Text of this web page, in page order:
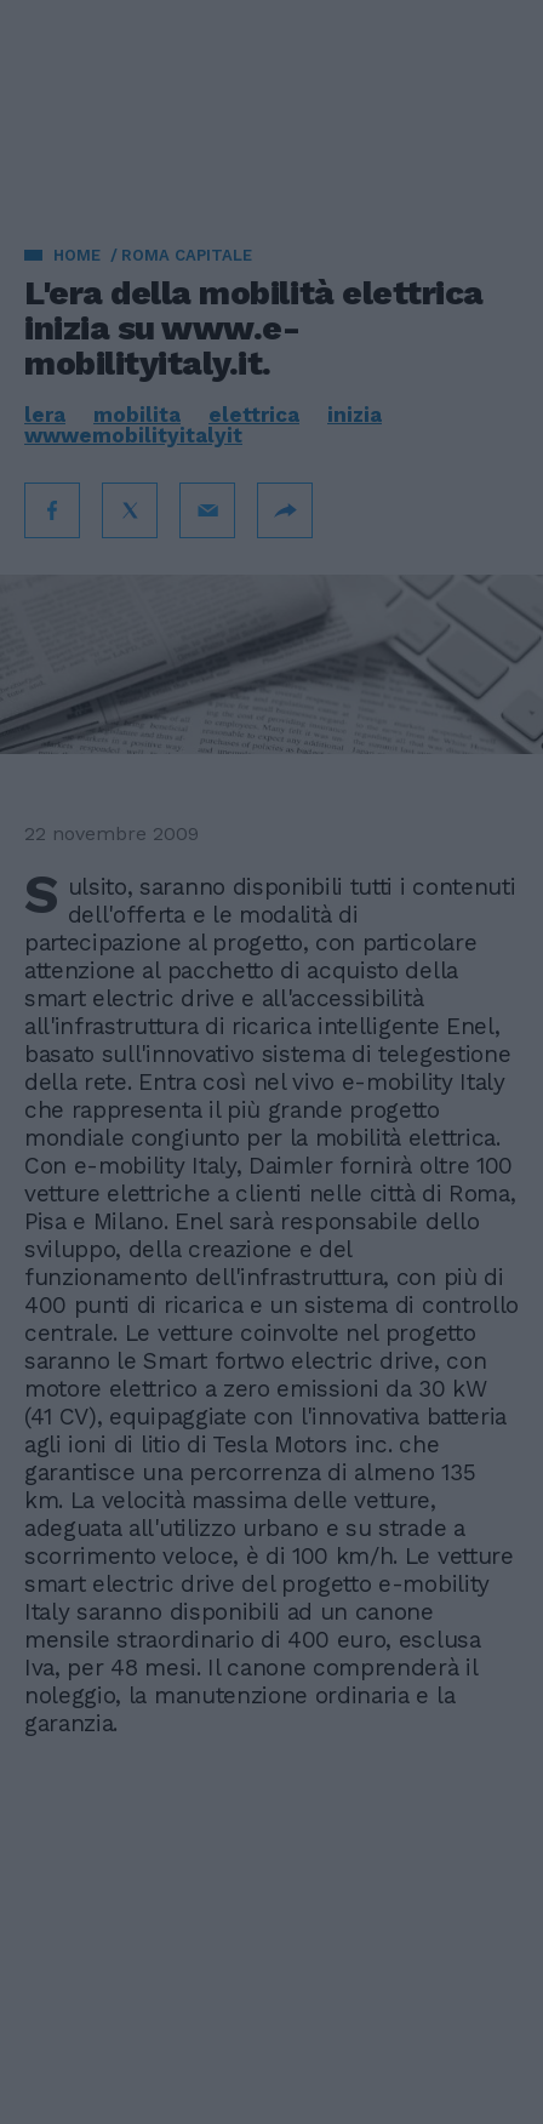
HOME ROMA CAPITALE
L'era della mobilità elettrica
inizia su www.e-
mobilityitaly.it.
lera mobilita elettrica
inizia
wwwemobilityitalyit
22 novembre 2009
S ulsito, saranno disponibili tutti i contenuti
dell'offerta e le modalità di
partecipazione al progetto, con particolare
attenzione al pacchetto di acquisto della
smart electric drive e all'accessibilità
all'infrastruttura di ricarica intelligente Enel,
basato sull'innovativo sistema di telegestione
della rete. Entra così nel vivo e-mobility Italy
che rappresenta il più grande progetto
mondiale congiunto per la mobilità elettrica.
Con e-mobility Italy, Daimler fornirà oltre 100
vetture elettriche a clienti nelle città di Roma,
Pisa e Milano. Enel sarà responsabile dello
sviluppo, della creazione e del
funzionamento dell'infrastruttura, con più di
400 punti di ricarica e un sistema di controllo
centrale. Le vetture coinvolte nel progetto
saranno le Smart fortwo electric drive, con
motore elettrico a zero emissioni da 30 kW
(41 CV), equipaggiate con l'innovativa batteria
agli ioni di litio di Tesla Motors inc. che
garantisce una percorrenza di almeno 135
km. La velocità massima delle vetture,
adeguata all'utilizzo urbano e su strade a
scorrimento veloce, è di 100 km/h. Le vetture
smart electric drive del progetto e-mobility
Italy saranno disponibili ad un canone
mensile straordinario di 400 euro, esclusa
Iva, per 48 mesi. Il canone comprenderà il
noleggio, la manutenzione ordinaria e la
garanzia.